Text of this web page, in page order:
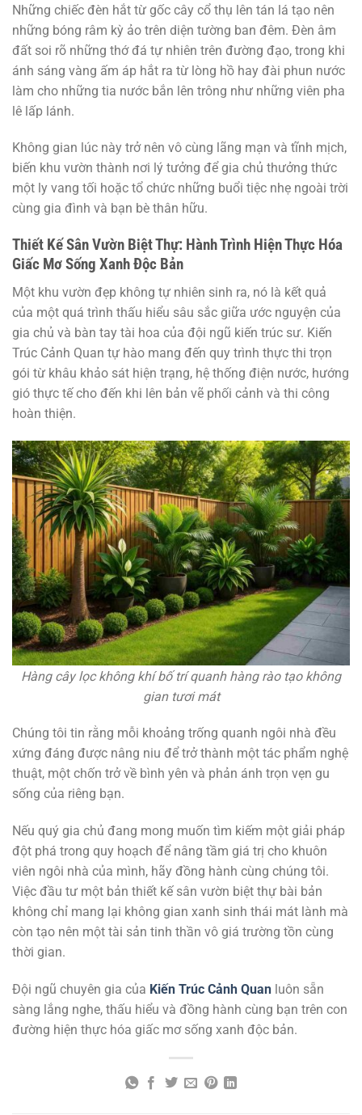
Những chiếc đèn hắt từ gốc cây cổ thụ lên tán lá tạo nên
những bóng râm kỳ ảo trên diện tường ban đêm. Đèn âm
đất soi rõ những thớ đá tự nhiên trên đường đạo, trong khi
ánh sáng vàng ấm áp hắt ra từ lòng hồ hay đài phun nước
làm cho những tia nước bắn lên trông như những viên pha
lê lấp lánh.
Không gian lúc này trở nên vô cùng lãng mạn và tĩnh mịch,
biến khu vườn thành nơi lý tưởng để gia chủ thưởng thức
một ly vang tối hoặc tổ chức những buổi tiệc nhẹ ngoài trời
cùng gia đình và bạn bè thân hữu.
Thiết Kế Sân Vườn Biệt Thự: Hành Trình Hiện Thực Hóa
Giấc Mơ Sống Xanh Độc Bản
Một khu vườn đẹp không tự nhiên sinh ra, nó là kết quả
của một quá trình thấu hiểu sâu sắc giữa ước nguyện của
gia chủ và bàn tay tài hoa của đội ngũ kiến trúc sư. Kiến
Trúc Cảnh Quan tự hào mang đến quy trình thực thi trọn
gói từ khâu khảo sát hiện trạng, hệ thống điện nước, hướng
gió thực tế cho đến khi lên bản vẽ phối cảnh và thi công
hoàn thiện.
Hàng cây lọc không khí bố trí quanh hàng rào tạo không
gian tươi mát
Chúng tôi tin rằng mỗi khoảng trống quanh ngôi nhà đều
xứng đáng được nâng niu để trở thành một tác phẩm nghệ
thuật, một chốn trở về bình yên và phản ánh trọn vẹn gu
sống của riêng bạn.
Nếu quý gia chủ đang mong muốn tìm kiếm một giải pháp
đột phá trong quy hoạch để nâng tầm giá trị cho khuôn
viên ngôi nhà của mình, hãy đồng hành cùng chúng tôi.
Việc đầu tư một bản thiết kế sân vườn biệt thự bài bản
không chỉ mang lại không gian xanh sinh thái mát lành mà
còn tạo nên một tài sản tinh thần vô giá trường tồn cùng
thời gian.
Đội ngũ chuyên gia của Kiến Trúc Cảnh Quan luôn sẵn
sàng lắng nghe, thấu hiểu và đồng hành cùng bạn trên con
đường hiện thực hóa giấc mơ sống xanh độc bản.